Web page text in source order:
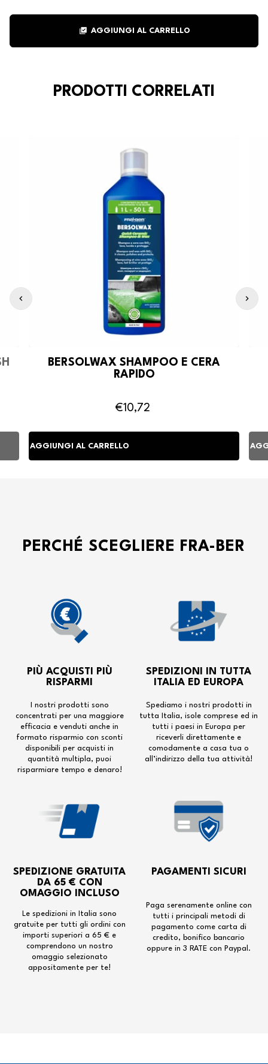
library_add_check AGGIUNGI AL CARRELLO
PRODOTTI CORRELATI
BERSOLWAX SHAMPOO E CERA
RAPIDO
€10,72
PERCHÉ SCEGLIERE FRA-BER
PIÙ ACQUISTI PIÙ
RISPARMI
I nostri prodotti sono
concentrati per una maggiore
efficacia e venduti anche in
formato risparmio con sconti
disponibili per acquisti in
quantità multipla, puoi
risparmiare tempo e denaro!
SPEDIZIONI IN TUTTA
ITALIA ED EUROPA
Spediamo i nostri prodotti in
tutta Italia, isole comprese ed in
tutti i paesi in Europa per
riceverli direttamente e
comodamente a casa tua o
all’indirizzo della tua attività!
SPEDIZIONE GRATUITA
DA 65 € CON
OMAGGIO INCLUSO
Le spedizioni in Italia sono
gratuite per tutti gli ordini con
importi superiori a 65 € e
comprendono un nostro
omaggio selezionato
appositamente per te!
PAGAMENTI SICURI
Paga serenamente online con
tutti i principali metodi di
pagamento come carta di
credito, bonifico bancario
oppure in 3 RATE con Paypal.